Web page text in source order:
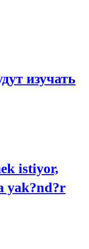
изучать
istiyor,
yak?nd?r